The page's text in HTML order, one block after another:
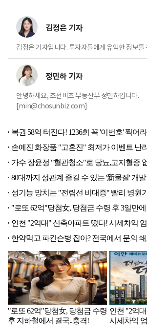
김정은 기자
김정은 기자입니다. 투자자들에게 유익한 정보를
정민하 기자
안녕하세요, 조선비즈 부동산부 정민하입니다.
[min@chosunbiz.com]